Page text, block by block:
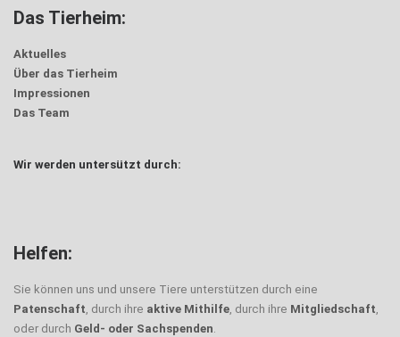
Das Tierheim:
Aktuelles
Über das Tierheim
Impressionen
Das Team
Wir werden untersützt durch:
Helfen:
Sie können uns und unsere Tiere unterstützen durch eine
Patenschaft, durch ihre aktive Mithilfe, durch ihre Mitgliedschaft,
oder durch Geld- oder Sachspenden.